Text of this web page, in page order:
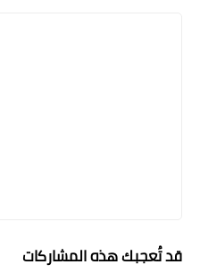
قد تُعجبك هذه المشاركات